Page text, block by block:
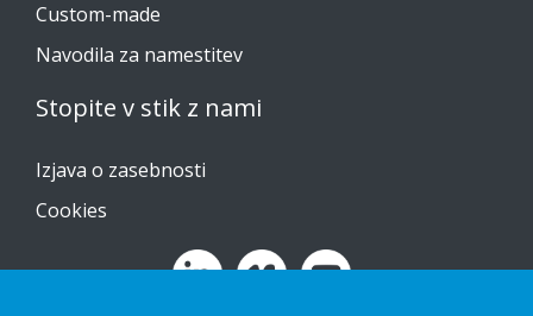
Custom-made
Navodila za namestitev
Stopite v stik z nami
Izjava o zasebnosti
Cookies